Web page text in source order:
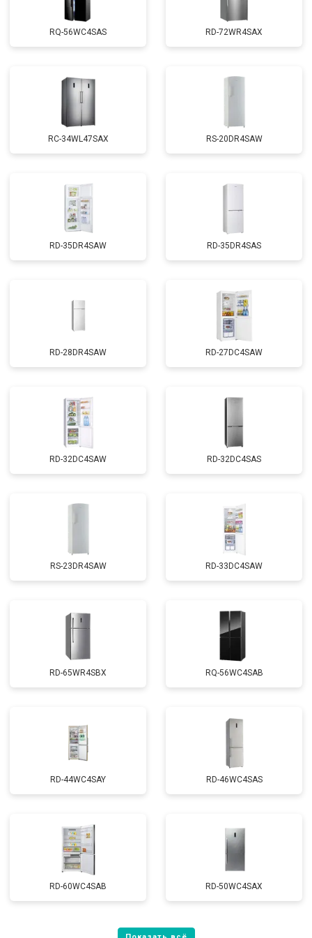
RQ-56WC4SAS RD-72WR4SAX
RС-34WL47SAX RS-20DR4SAW
RD-35DR4SAW RD-35DR4SAS
RD-28DR4SAW RD-27DC4SAW
RD-32DC4SAW RD-32DC4SAS
RS-23DR4SAW RD-33DC4SAW
RD-65WR4SBX RQ-56WC4SAB
RD-44WC4SAY RD-46WC4SAS
RD-60WC4SAB RD-50WC4SAX